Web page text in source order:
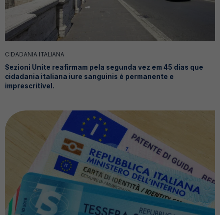
CIDADANIA ITALIANA
Sezioni Unite reafirmam pela segunda vez em 45 dias que
cidadania italiana iure sanguinis é permanente e
imprescritível.